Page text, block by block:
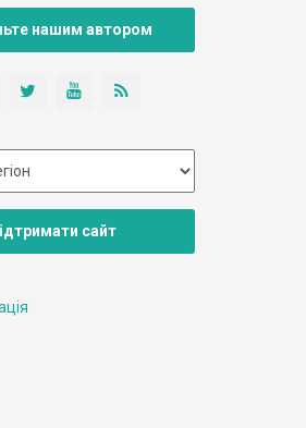
нашим автором
сайт